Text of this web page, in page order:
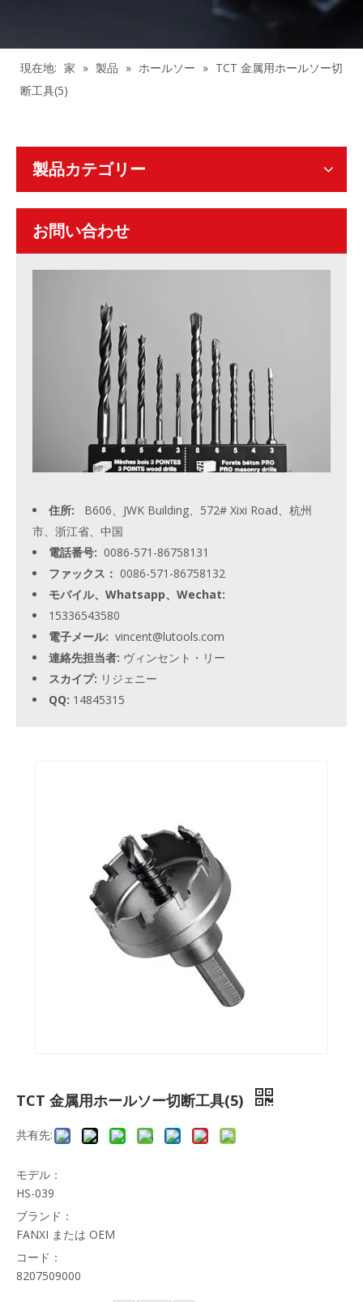
現在地: 家 » 製品 » ホールソー » TCT 金属用ホールソー切
断工具(5)
製品カテゴリー
お問い合わせ
住所:
B606、JWK Building、572# Xixi Road、杭州
市、浙江省、中国
電話番号: 0086-571-86758131
ファックス： 0086-571-86758132
モバイル、Whatsapp、Wechat:
15336543580
電子メール: vincent@lutools.com
連絡先担当者: ヴィンセント・リー
スカイプ: リジェニー
QQ: 14845315
TCT 金属用ホールソー切断工具(5)
共有先:
モデル：
HS-039
ブランド：
FANXI または OEM
コード：
8207509000